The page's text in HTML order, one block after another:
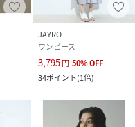
JAYRO
ワンピース
3,795円 50%OFF
34ポイント(1倍)